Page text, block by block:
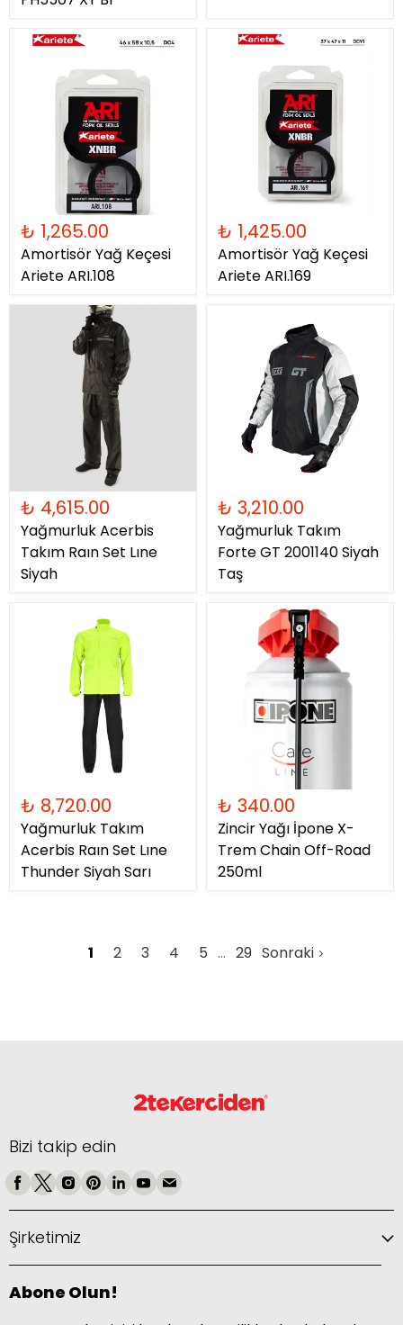
₺ 1,265.00
Amortisör Yağ Keçesi
Ariete ARI.108
₺ 1,425.00
Amortisör Yağ Keçesi
Ariete ARI.169
₺ 4,615.00
Yağmurluk Acerbis
Takım Raın Set Lıne
Siyah
₺ 3,210.00
Yağmurluk Takım
Forte GT 2001140 Siyah
Taş
₺ 8,720.00
Yağmurluk Takım
Acerbis Raın Set Lıne
Thunder Siyah Sarı
₺ 340.00
Zincir Yağı İpone X-
Trem Chain Off-Road
250ml
1 2 3 4 5 29 Sonraki
Bizi takip edin
Şirketimiz
Abone Olun!